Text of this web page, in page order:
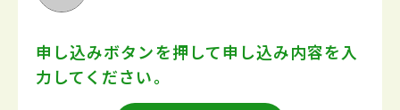
申し込みボタンを押して申し込み内容を入
力してください。